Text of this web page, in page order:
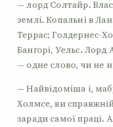
— лорд Солтайр.
землі. Копальні в
Террас; Голдернес-
Банґорі, Уельс. Лорд
— одне слово, чи не
— Найвідоміша і,
Холмсе, ви
заради самої праці.